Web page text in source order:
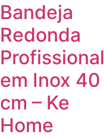
Bandeja
Redonda
Profissional
em Inox 40
cm – Ke
Home